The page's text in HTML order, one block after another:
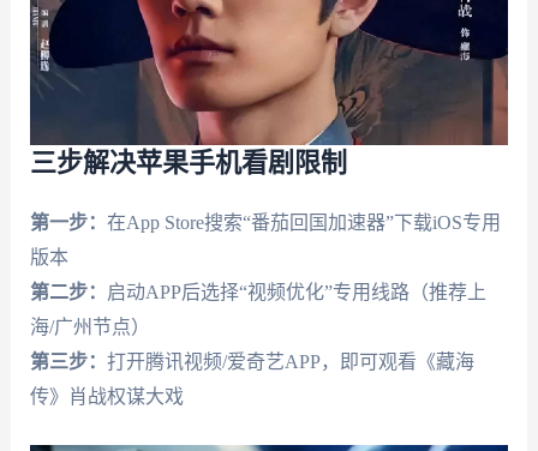
三步解决苹果手机看剧限制
第一步： 在App Store搜索“番茄回国加速器”下载iOS专用
版本
第二步： 启动APP后选择“视频优化”专用线路（推荐上
海/广州节点）
第三步： 打开腾讯视频/爱奇艺APP，即可观看《藏海
传》肖战权谋大戏